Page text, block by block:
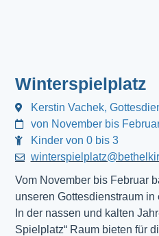
Winterspielplatz
Kerstin Vachek,
von November bis
Kinder von 0 bis 3
Vom November bis Februar
unseren Gottesdienstraum
In der nassen und kalten
Spielplatz“ Raum bieten für